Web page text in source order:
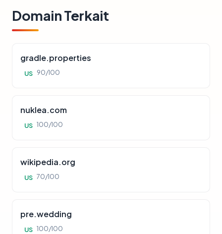
Domain Terkait
gradle.properties
US 90/100
nuklea.com
US 100/100
wikipedia.org
US 70/100
pre.wedding
US 100/100